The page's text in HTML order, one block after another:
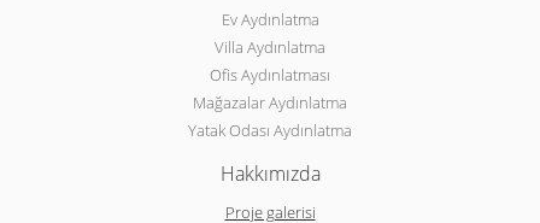
Ev Aydınlatma
Villa Aydınlatma
Ofis Aydınlatması
Mağazalar Aydınlatma
Yatak Odası Aydınlatma
Hakkımızda
Proje galerisi